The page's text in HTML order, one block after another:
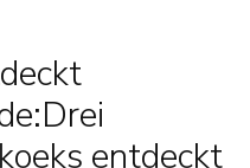
:Drei
entdeckt